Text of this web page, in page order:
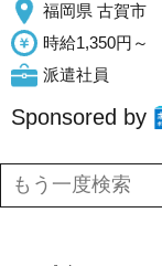
福岡県 古賀市
時給1,350円～
派遣社員
Sponsored by